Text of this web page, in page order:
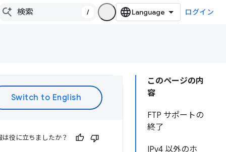
/ ログイン
このページの内
容
FTP サポートの
終了
IPv4 以外のホ
は役に立ちましたか？